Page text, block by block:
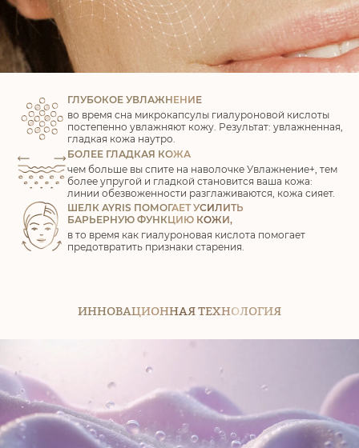
ГЛУБОКОЕ УВЛАЖНЕНИЕ
во время сна микрокапсулы гиалуроновой кислоты
постепенно увлажняют кожу. Результат: увлажненная,
гладкая кожа наутро.
БОЛЕЕ ГЛАДКАЯ КОЖА
чем больше вы спите на наволочке Увлажнение+, тем
более упругой и гладкой становится ваша кожа:
линии обезвоженности разглаживаются, кожа сияет.
ШЕЛК AYRIS ПОМОГАЕТ УСИЛИТЬ
БАРЬЕРНУЮ ФУНКЦИЮ КОЖИ,
в то время как гиалуроновая кислота помогает
предотвратить признаки старения.
ИННОВАЦИОННАЯ ТЕХНОЛОГИЯ
Подпишитесь, чтобы получить скидку 5% на
первый заказ и ранний доступ к нашим
лучшим предложениям!
СОГЛАСИЕ НА ОБРАБОТКУ
ПЕРСОНАЛЬНЫХ ДАННЫХВ ЦЕЛЯХ
ПОЛУЧЕНИЯ РЕКЛАМНОЙ РАССЫЛКИ И ТАРГЕТИРОВАННОЙ
РЕКЛАМЫ